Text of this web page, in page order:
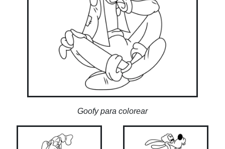
Goofy para colorear